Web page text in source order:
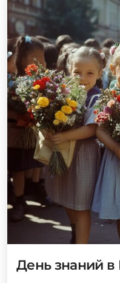
День знаний в